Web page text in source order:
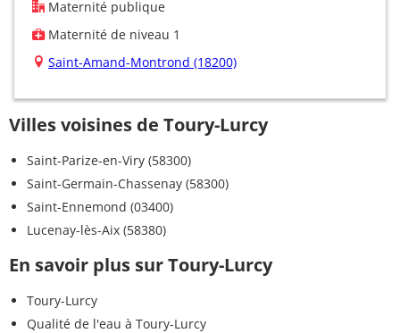
Maternité publique
Maternité de niveau 1
Saint-Amand-Montrond (18200)
Villes voisines de Toury-Lurcy
Saint-Parize-en-Viry (58300)
Saint-Germain-Chassenay (58300)
Saint-Ennemond (03400)
Lucenay-lès-Aix (58380)
En savoir plus sur Toury-Lurcy
Toury-Lurcy
Qualité de l'eau à Toury-Lurcy